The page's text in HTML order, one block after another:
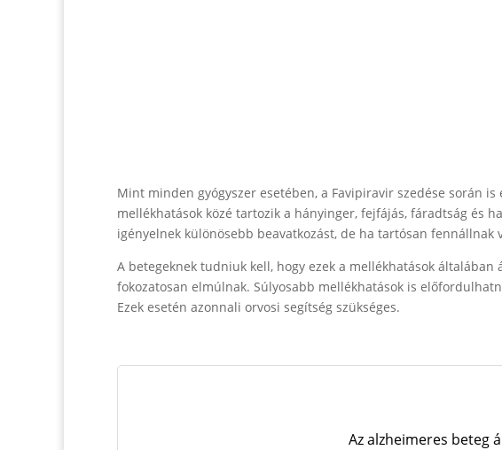
Mint minden gyógyszer esetében, a Favipiravir szedése során
mellékhatások közé tartozik a hányinger, fejfájás, fáradtság és
igényelnek különösebb beavatkozást, de ha tartósan
A betegeknek tudniuk kell, hogy ezek a mellékhatások
fokozatosan elmúlnak. Súlyosabb mellékhatások is
Ezek esetén azonnali orvosi segítség szükséges.
Az alzheimeres beteg